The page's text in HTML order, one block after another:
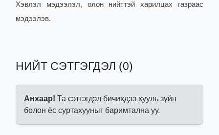
Хэвлэл мэдээлэл, олон нийттэй харилцах газраас
мэдээлэв.
НИЙТ СЭТГЭГДЭЛ (0)
Анхаар! Та сэтгэгдэл бичихдээ хууль зүйн
болон ёс суртахууныг баримтална уу.